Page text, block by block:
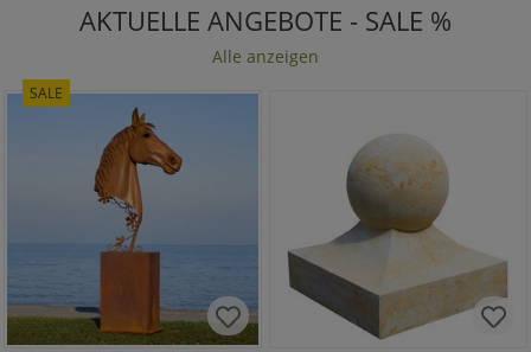
AKTUELLE ANGEBOTE - SALE %
Alle anzeigen
SALE